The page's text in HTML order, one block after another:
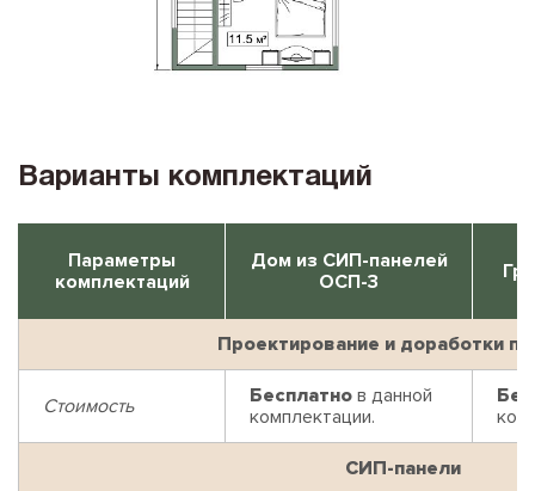
Варианты комплектаций
Параметры
комплектаций
Дом из СИП-панелей
ОСП-3
Проектирование и доработки
Стоимость Бесплатно в данной
комплектации.
СИП-панели